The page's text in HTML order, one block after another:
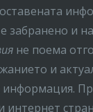
забранено и
не поема
и
информация.
интернет